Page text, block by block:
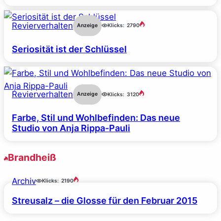
Revierverhalten Anzeige Klicks: 2790
Seriosität ist der Schlüssel
Revierverhalten Anzeige Klicks: 3120
Farbe, Stil und Wohlbefinden: Das neue
Studio von Anja Rippa-Pauli
Brandheiß
Archiv Klicks: 2190
Streusalz – die Glosse für den Februar 2015